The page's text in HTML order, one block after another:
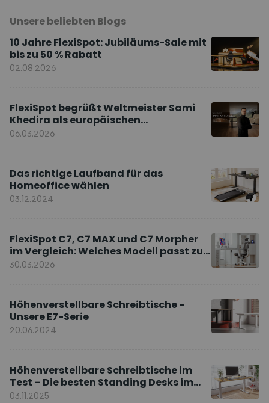
Unsere beliebten Blogs
10 Jahre FlexiSpot: Jubiläums-Sale mit
bis zu 50 % Rabatt
02.08.2026
FlexiSpot begrüßt Weltmeister Sami
Khedira als europäischen
Markenbotschafter
06.03.2026
Das richtige Laufband für das
Homeoffice wählen
03.12.2024
FlexiSpot C7, C7 MAX und C7 Morpher
im Vergleich: Welches Modell passt zu
Ihnen?
30.03.2026
Höhenverstellbare Schreibtische -
Unsere E7-Serie
20.06.2024
Höhenverstellbare Schreibtische im
Test – Die besten Standing Desks im
Vergleich
03.11.2025